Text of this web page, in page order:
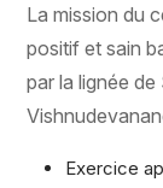
La mission du
positif et sain
par la lignée
Exercice